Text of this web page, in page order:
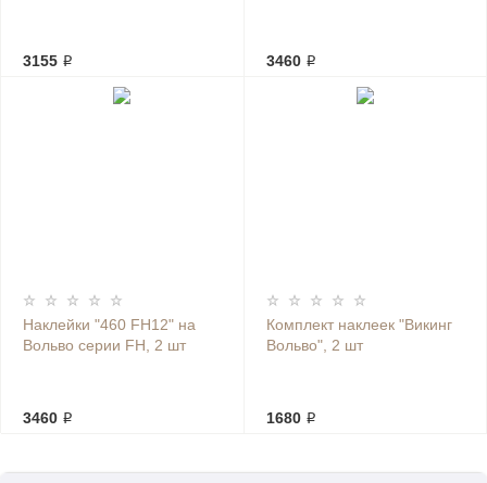
3155 ₽ 3460 ₽
Наклейки "460 FH12" на
Вольво серии FH, 2 шт
3460 ₽
Комплект наклеек "Викинг
Вольво", 2 шт
1680 ₽